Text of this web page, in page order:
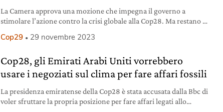
La Camera approva una mozione che impegna il governo a
stimolare l’azione contro la crisi globale alla Cop28. Ma restano le
Cop29 29 novembre 2023
Cop28, gli Emirati Arabi Uniti vorrebbero
usare i negoziati sul clima per fare affari fossili
La presidenza emiratense della Cop28 è stata accusata dalla Bbc di
voler sfruttare la propria posizione per fare affari legati allo